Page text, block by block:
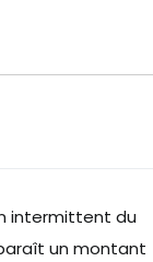
intermittent du
un montant